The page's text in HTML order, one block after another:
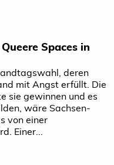
Spaces in
deren
mit Angst erfüllt. Die
sie gewinnen und es
wäre Sachsen-
von einer
Einer...